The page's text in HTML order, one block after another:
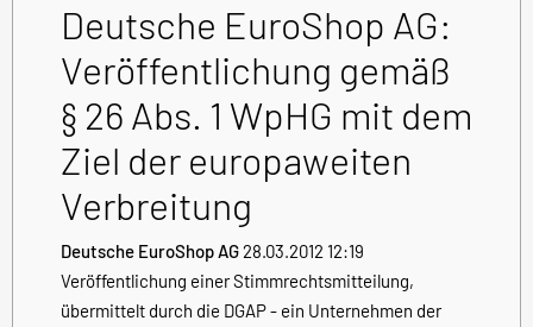
Deutsche EuroShop AG:
Veröffentlichung gemäß
§ 26 Abs. 1 WpHG mit dem
Ziel der europaweiten
Verbreitung
Deutsche EuroShop AG28.03.2012 12:19
Veröffentlichung einer Stimmrechtsmitteilung,
übermittelt durch die DGAP - ein Unternehmen der